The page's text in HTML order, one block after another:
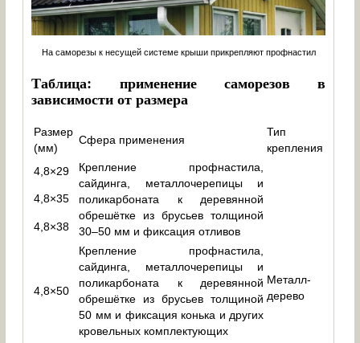
На саморезы к несущей системе крыши прикрепляют профнастил
Таблица: применение саморезов в
зависимости от размера
Размер
(мм)
Сфера применения
Тип
крепления
4,8×29
Крепление профнастила,
сайдинга, металлочерепицы и
поликарбоната к деревянной
обрешётке из брусьев толщиной
30–50 мм и фиксация отливов
Металл-
дерево
4,8×35
4,8×38
4,8×50
Крепление профнастила,
сайдинга, металлочерепицы и
поликарбоната к деревянной
обрешётке из брусьев толщиной
50 мм и фиксация конька и других
кровельных комплектующих